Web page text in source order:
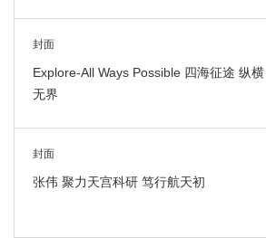
封面
Explore-All Ways Possible 四海征途 纵横
无界
封面
张伟 聚力天宫科研 笃行航天初